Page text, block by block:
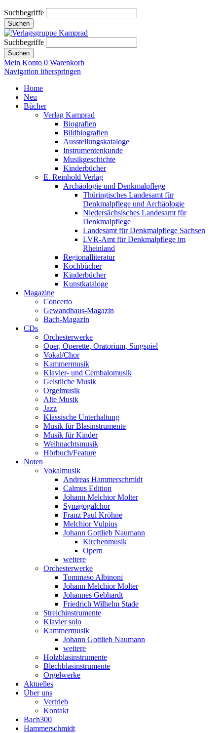
Suchbegriffe
Suchen
Suchbegriffe
Suchen
Mein Konto 0 Warenkorb
Navigation überspringen
Home
Neu
Bücher
Verlag Kamprad
Biografien
Bildbiografien
Ausstellungskataloge
Instrumentenkunde
Musikgeschichte
Kinderbücher
E. Reinhold Verlag
Archäologie und Denkmalpflege
Thüringisches Landesamt für
Denkmalpflege und Archäologie
Niedersächsisches Landesamt für
Denkmalpflege
Landesamt für Denkmalpflege Sachsen
LVR-Amt für Denkmalpflege im
Rheinland
Regionalliteratur
Kochbücher
Kinderbücher
Kunstkataloge
Magazine
Concerto
Gewandhaus-Magazin
Bach-Magazin
CDs
Orchesterwerke
Oper, Operette, Oratorium, Singspiel
Vokal/Chor
Kammermusik
Klavier- und Cembalomusik
Geistliche Musik
Orgelmusik
Alte Musik
Jazz
Klassische Unterhaltung
Musik für Blasinstrumente
Musik für Kinder
Weihnachtsmusik
Hörbuch/Feature
Noten
Vokalmusik
Andreas Hammerschmidt
Calmus Edition
Johann Melchior Molter
Synagogalchor
Franz Paul Kröhne
Melchior Vulpius
Johann Gottlieb Naumann
Kirchenmusik
Opern
weitere
Orchesterwerke
Tommaso Albinoni
Johann Melchior Molter
Johannes Gebhardt
Friedrich Wilhelm Stade
Streichinstrumente
Klavier solo
Kammermusik
Johann Gottlieb Naumann
weitere
Holzblasinstrumente
Blechblasinstrumente
Orgelwerke
Aktuelles
Über uns
Vertrieb
Kontakt
Bach300
Hammerschmidt